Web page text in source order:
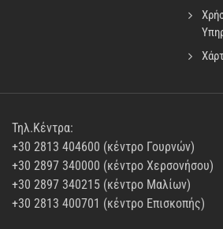
Τηλ.Κέντρα:
+30 2813 404600 (κέντρο Γουρνών)
+30 2897 340000 (κέντρο Χερσονήσου)
+30 2897 340215 (κέντρο Μαλίων)
+30 2813 400701 (κέντρο Επισκοπής)